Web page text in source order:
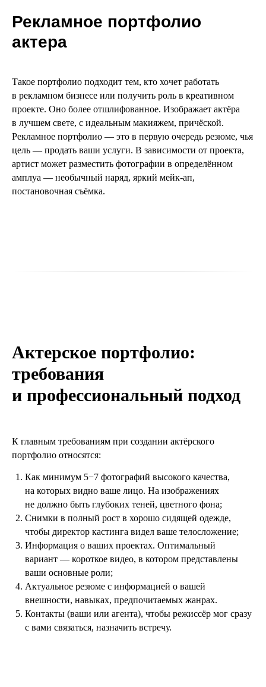
Рекламное портфолио
актера
Такое портфолио подходит тем, кто хочет работать
в рекламном бизнесе или получить роль в креативном
проекте. Оно более отшлифованное. Изображает актёра
в лучшем свете, с идеальным макияжем, причёской.
Рекламное портфолио — это в первую очередь резюме, чья
цель — продать ваши услуги. В зависимости от проекта,
артист может разместить фотографии в определённом
амплуа — необычный наряд, яркий мейк-ап,
постановочная съёмка.
Актерское портфолио:
требования
и профессиональный подход
К главным требованиям при создании актёрского
портфолио относятся:
Как минимум 5−7 фотографий высокого качества,
на которых видно ваше лицо. На изображениях
не должно быть глубоких теней, цветного фона;
Снимки в полный рост в хорошо сидящей одежде,
чтобы директор кастинга видел ваше телосложение;
Информация о ваших проектах. Оптимальный
вариант — короткое видео, в котором представлены
ваши основные роли;
Актуальное резюме с информацией о вашей
внешности, навыках, предпочитаемых жанрах.
Контакты (ваши или агента), чтобы режиссёр мог сразу
с вами связаться, назначить встречу.